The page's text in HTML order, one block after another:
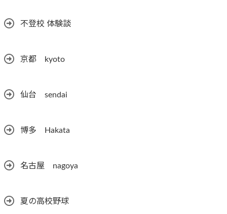
不登校 体験談
京都 kyoto
仙台 sendai
博多 Hakata
名古屋 nagoya
夏の高校野球